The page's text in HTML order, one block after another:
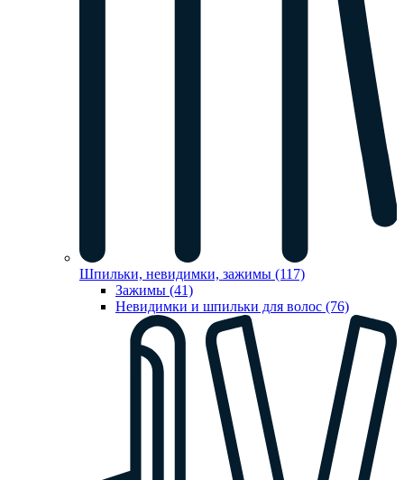
Шпильки, невидимки, зажимы (117)
Зажимы (41)
Невидимки и шпильки для волос (76)